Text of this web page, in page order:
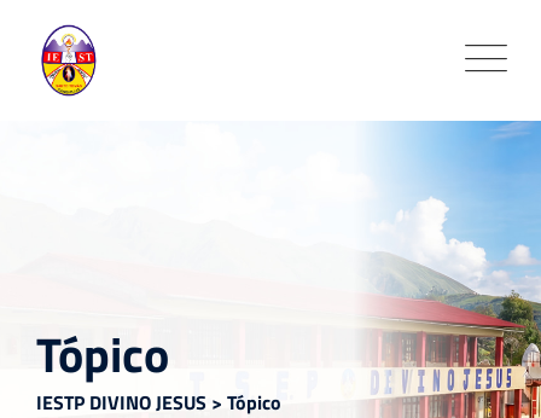
content
Tópico
IESTP DIVINO JESUS > Tópico